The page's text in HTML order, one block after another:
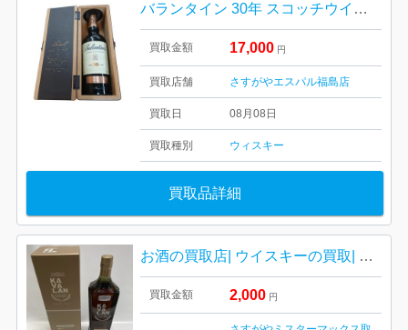
バランタイン 30年 スコッチウイスキー
買取金額 17,000 円
買取店舗 さすがやエスパル福島店
買取日 08月08日
買取種別 ウィスキー
買取品詳細
お酒の買取店| ウイスキーの買取| 我孫子市
買取金額 2,000 円